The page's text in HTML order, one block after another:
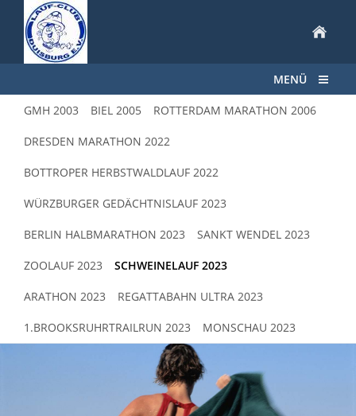
MENÜ
GMH 2003 BIEL 2005 ROTTERDAM MARATHON 2006
DRESDEN MARATHON 2022
BOTTROPER HERBSTWALDLAUF 2022
WÜRZBURGER GEDÄCHTNISLAUF 2023
BERLIN HALBMARATHON 2023 SANKT WENDEL 2023
ZOOLAUF 2023 SCHWEINELAUF 2023
ARATHON 2023 REGATTABAHN ULTRA 2023
1.BROOKSRUHRTRAILRUN 2023 MONSCHAU 2023